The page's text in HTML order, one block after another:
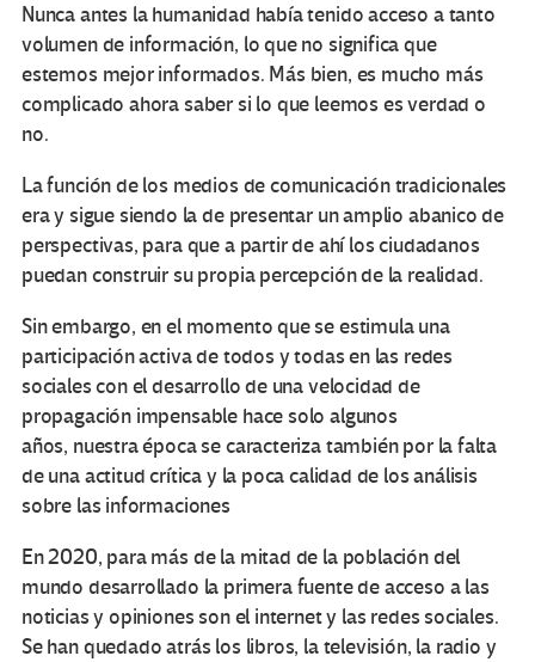
Nunca antes la humanidad había tenido acceso a tanto
volumen de información, lo queno significa que
estemos mejor informados. Más bien, es mucho más
complicado ahora saber si lo que leemos es verdad o
no.
La función de los medios de comunicación tradicionales
era y sigue siendo la de presentar un amplio abanico de
perspectivas, para que a partir de ahí los ciudadanos
puedan construir su propia percepción de la realidad.
Sin embargo, en el momento que se estimula una
participación activa de todos y todas en las redes
sociales con el desarrollo de una velocidad de
propagación impensable hace solo algunos
años, nuestra época se caracteriza también por la falta
deuna actitud crítica y la poca calidad de los análisis
sobre las informaciones
En 2020, para más de la mitad de la población del
mundo desarrollado la primera fuente de acceso a las
noticias y opiniones son el internet y las redes sociales.
Se han quedado atrás los libros, la televisión, la radio y